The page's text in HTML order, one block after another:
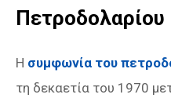
Πετροδολαρίου
Η συμφωνία του
τη δεκαετία του 1970